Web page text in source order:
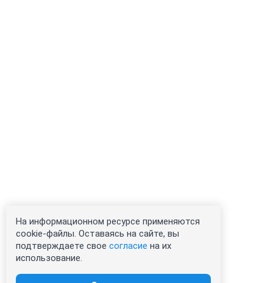
На информационном ресурсе применяются
cookie-файлы. Оставаясь на сайте, вы
подтверждаете свое согласие на их
использование.